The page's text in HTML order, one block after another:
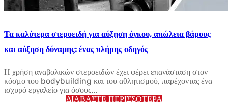
Τα καλύτερα στεροειδή για αύξηση όγκου, απώλεια βάρους
και αύξηση δύναμης: ένας πλήρης οδηγός
Η χρήση αναβολικών στεροειδών έχει φέρει επανάσταση στον
κόσμο του bodybuilding και του αθλητισμού, παρέχοντας ένα
ισχυρό εργαλείο για όσους...
ΔΙΑΒΆΣΤΕ ΠΕΡΙΣΣΌΤΕΡΑ